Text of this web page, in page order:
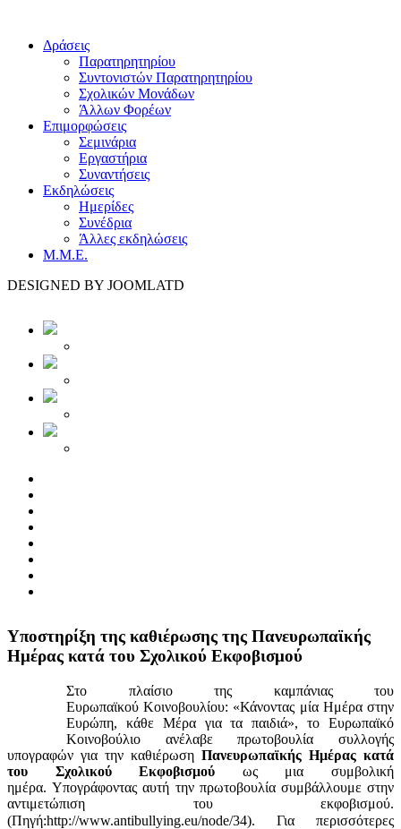
Δράσεις
Παρατηρητηρίου
Συντονιστών Παρατηρητηρίου
Σχολικών Μονάδων
Άλλων Φορέων
Επιμορφώσεις
Σεμινάρια
Εργαστήρια
Συναντήσεις
Εκδηλώσεις
Ημερίδες
Συνέδρια
Άλλες εκδηλώσεις
Μ.Μ.Ε.
DESIGNED BY JOOMLATD
Yποστηρίξη της καθιέρωσης της Πανευρωπαϊκής
Ημέρας κατά του Σχολικού Εκφοβισμού
Στο πλαίσιο της καμπάνιας του
Ευρωπαϊκού Κοινοβουλίου: «Κάνοντας μία Ημέρα στην
Ευρώπη, κάθε Μέρα για τα παιδιά», το Ευρωπαϊκό
Κοινοβούλιο ανέλαβε πρωτοβουλία συλλογής
υπογραφών για την καθιέρωση Πανευρωπαϊκής Ημέρας κατά
του Σχολικού Εκφοβισμού ως μια συμβολική
ημέρα. Υπογράφοντας αυτή την πρωτοβουλία συμβάλλουμε στην
αντιμετώπιση του εκφοβισμού.
(Πηγή:http://www.antibullying.eu/node/34). Για περισσότερες